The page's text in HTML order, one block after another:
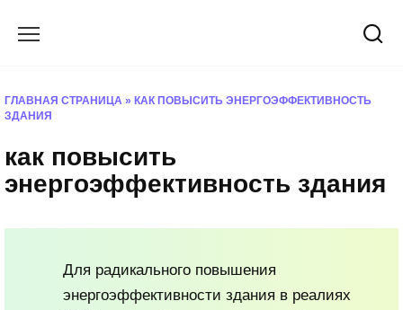
ГЛАВНАЯ СТРАНИЦА » КАК ПОВЫСИТЬ ЭНЕРГОЭФФЕКТИВНОСТЬ
ЗДАНИЯ
как повысить
энергоэффективность здания
Для радикального повышения
энергоэффективности здания в реалиях